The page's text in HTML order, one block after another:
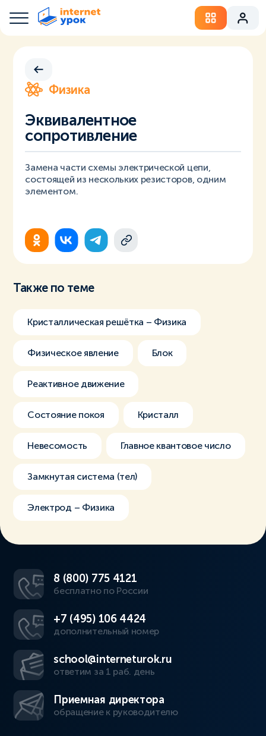
Физика
Эквивалентное
сопротивление
Замена части схемы электрической цепи,
состоящей из нескольких резисторов, одним
элементом.
Также по теме
Кристаллическая решётка – Физика
Физическое явление Блок
Реактивное движение
Состояние покоя Кристалл
Невесомость Главное квантовое число
Замкнутая система (тел)
Электрод – Физика
8 (800) 775 4121
бесплатно по России
+7 (495) 106 4424
дополнительный номер
school@interneturok.ru
ответим за 1 раб. день
Приемная директора
обращение к руководителю